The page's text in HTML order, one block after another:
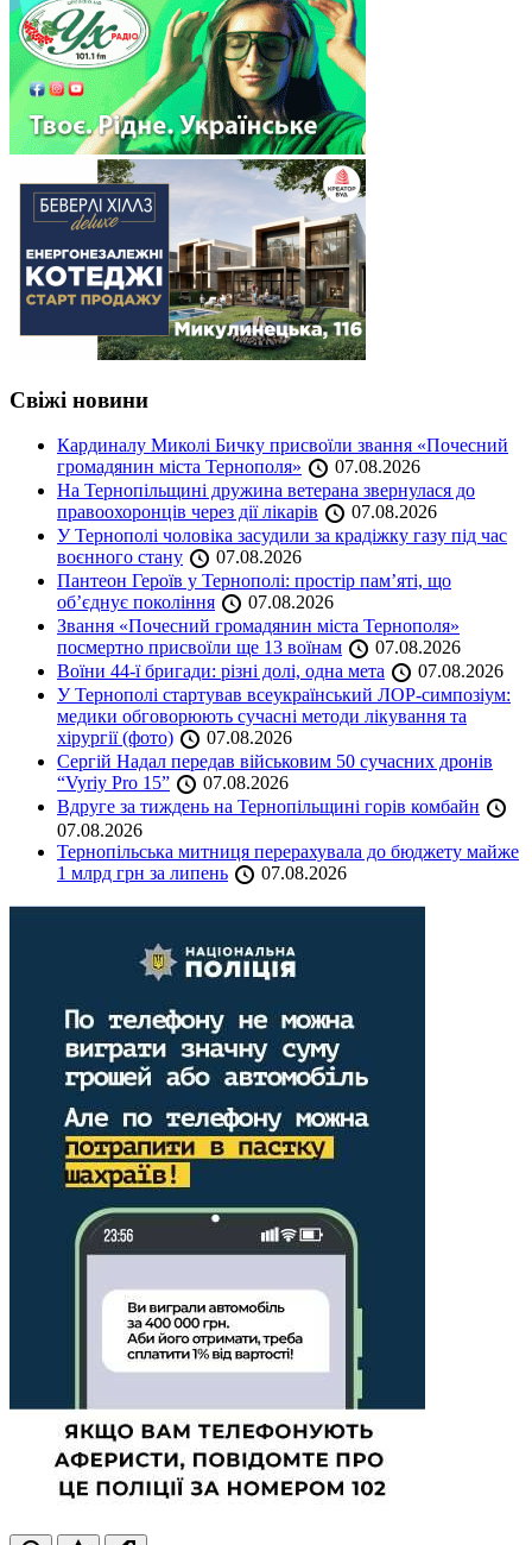
Свіжі новини
Кардиналу Миколі Бичку присвоїли звання «Почесний
громадянин міста Тернополя»
07.08.2026
На Тернопільщині дружина ветерана звернулася до
правоохоронців через дії лікарів
07.08.2026
У Тернополі чоловіка засудили за крадіжку газу під час
воєнного стану
07.08.2026
Пантеон Героїв у Тернополі: простір пам’яті, що
об’єднує покоління
07.08.2026
Звання «Почесний громадянин міста Тернополя»
посмертно присвоїли ще 13 воїнам
07.08.2026
Воїни 44-ї бригади: різні долі, одна мета
07.08.2026
У Тернополі стартував всеукраїнський ЛОР-симпозіум:
медики обговорюють сучасні методи лікування та
хірургії (фото)
07.08.2026
Сергій Надал передав військовим 50 сучасних дронів
“Vyriy Pro 15”
07.08.2026
Вдруге за тиждень на Тернопільщині горів комбайн
07.08.2026
Тернопільська митниця перерахувала до бюджету майже
1 млрд грн за липень
07.08.2026